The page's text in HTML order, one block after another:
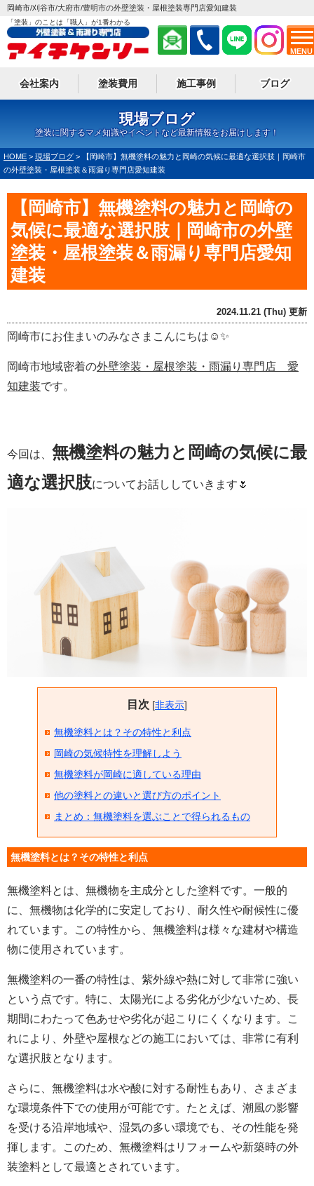
MENU
岡崎市/刈谷市/大府市/豊明市の外壁塗装・屋根塗装専門店愛知建装
「塗装」のことは「職人」が1番わかる
会社案内 塗装費用 施工事例 ブログ
現場ブログ
塗装に関するマメ知識やイベントなど最新情報をお届けします！
HOME > 現場ブログ >
【岡崎市】無機塗料の魅力と岡崎の気候に最適な選択肢｜岡崎市
の外壁塗装・屋根塗装＆雨漏り専門店愛知建装
【岡崎市】無機塗料の魅力と岡崎の
気候に最適な選択肢｜岡崎市の外壁
塗装・屋根塗装＆雨漏り専門店愛知
建装
2024.11.21 (Thu) 更新
岡崎市にお住まいのみなさまこんにちは☺✨
岡崎市地域密着の外壁塗装・屋根塗装・雨漏り専門店 愛
知建装です。
今回は、 無機塗料の魅力と岡崎の気候に最
適な選択肢についてお話ししていきます🌷
目次 [非表示]
無機塗料とは？その特性と利点
岡崎の気候特性を理解しよう
無機塗料が岡崎に適している理由
他の塗料との違いと選び方のポイント
まとめ：無機塗料を選ぶことで得られるもの
無機塗料とは？その特性と利点
無機塗料とは、無機物を主成分とした塗料です。一般的
に、無機物は化学的に安定しており、耐久性や耐候性に優
れています。この特性から、無機塗料は様々な建材や構造
物に使用されています。
無機塗料の一番の特性は、紫外線や熱に対して非常に強い
という点です。特に、太陽光による劣化が少ないため、長
期間にわたって色あせや劣化が起こりにくくなります。こ
れにより、外壁や屋根などの施工においては、非常に有利
な選択肢となります。
さらに、無機塗料は水や酸に対する耐性もあり、さまざま
な環境条件下での使用が可能です。たとえば、潮風の影響
を受ける沿岸地域や、湿気の多い環境でも、その性能を発
揮します。このため、無機塗料はリフォームや新築時の外
装塗料として最適とされています。